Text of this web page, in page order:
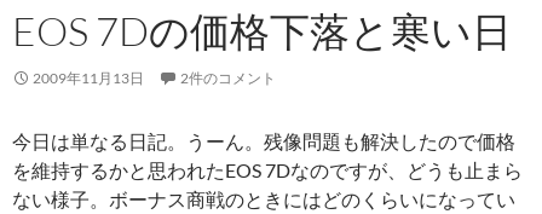
EOS 7Dの価格下落と寒い日
2009年11月13日 2件のコメント
今日は単なる日記。うーん。残像問題も解決したので価格
を維持するかと思われたEOS 7Dなのですが、どうも止まら
ない様子。ボーナス商戦のときにはどのくらいになってい